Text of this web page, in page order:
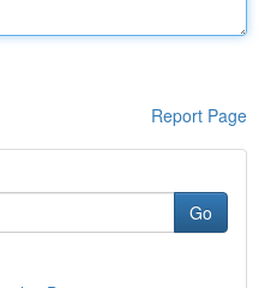
Report Page
Go